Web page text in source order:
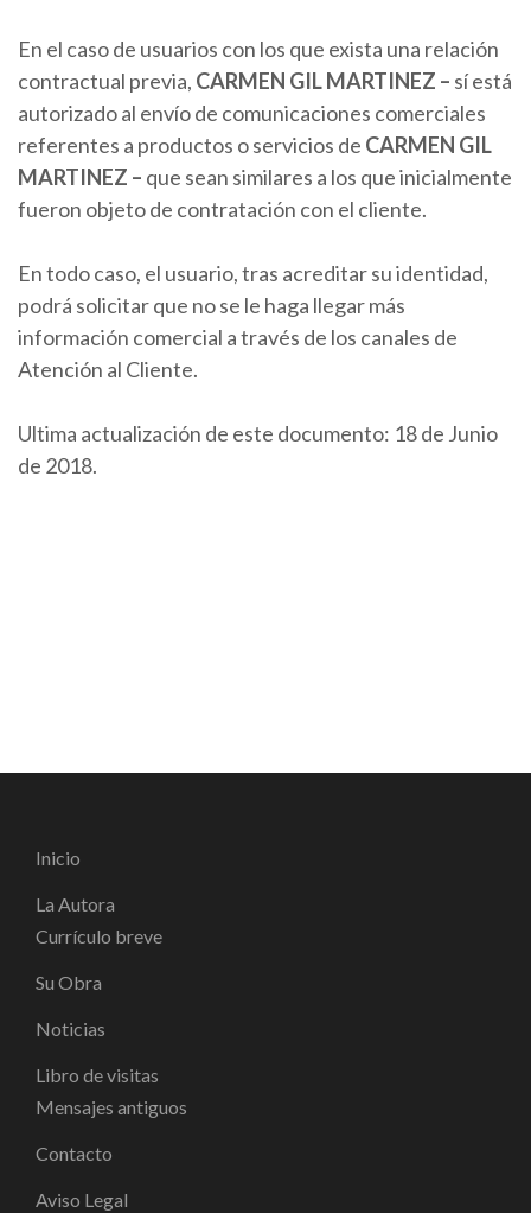
En el caso de usuarios con los que exista una relación
contractual previa, CARMEN GIL MARTINEZ – sí está
autorizado al envío de comunicaciones comerciales
referentes a productos o servicios de CARMEN GIL
MARTINEZ – que sean similares a los que inicialmente
fueron objeto de contratación con el cliente.
En todo caso, el usuario, tras acreditar su identidad,
podrá solicitar que no se le haga llegar más
información comercial a través de los canales de
Atención al Cliente.
Ultima actualización de este documento: 18 de Junio
de 2018.
Inicio
La Autora
Currículo breve
Su Obra
Noticias
Libro de visitas
Mensajes antiguos
Contacto
Aviso Legal